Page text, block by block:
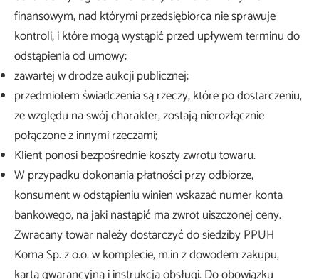
finansowym, nad którymi przedsiębiorca nie sprawuje
kontroli, i które mogą wystąpić przed upływem terminu do
odstąpienia od umowy;
zawartej w drodze aukcji publicznej;
przedmiotem świadczenia są rzeczy, które po dostarczeniu,
ze względu na swój charakter, zostają nierozłącznie
połączone z innymi rzeczami;
Klient ponosi bezpośrednie koszty zwrotu towaru.
W przypadku dokonania płatności przy odbiorze,
konsument w odstąpieniu winien wskazać numer konta
bankowego, na jaki nastąpić ma zwrot uiszczonej ceny.
Zwracany towar należy dostarczyć do siedziby PPUH
Koma Sp. z o.o. w komplecie, m.in z dowodem zakupu,
kartą gwarancyjną i instrukcją obsługi. Do obowiązku